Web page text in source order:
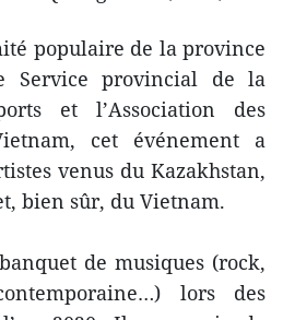
populaire de la province
Service provincial de la
et l’Association des
cet événement a
venus du Kazakhstan,
bien sûr, du Vietnam.
de musiques (rock,
lors des